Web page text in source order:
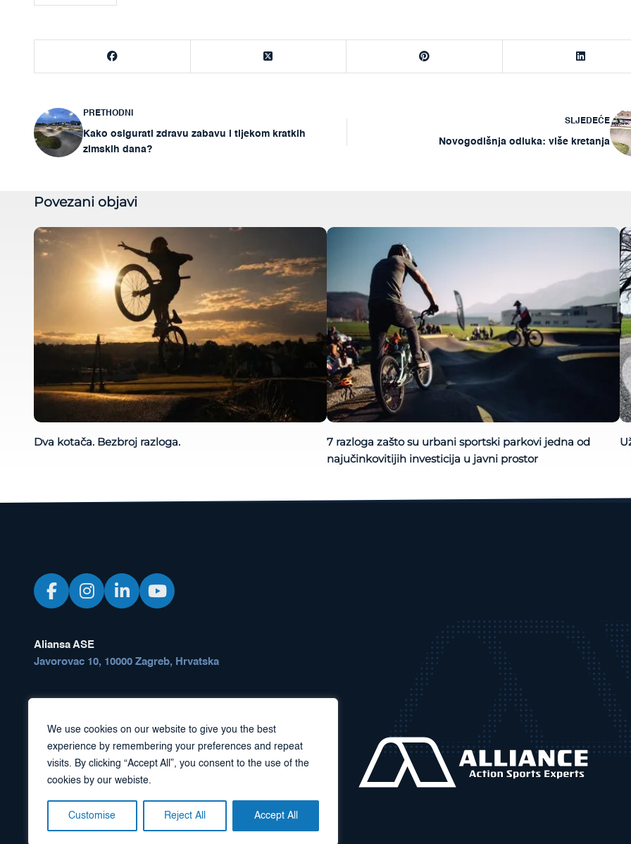
We use cookies on our website to give you the best
experience by remembering your preferences and repeat
visits. By clicking “Accept All”, you consent to the use of the
cookies by our webiste.
Customise Reject All Accept All
Navigacija
objava
PRETHODNI
Kako osigurati zdravu zabavu i tijekom kratkih
zimskih dana?
SLJEDEĆE
Novogodišnja odluka: više kretanja
Povezani objavi
Dva kotača. Bezbroj razloga.
7 razloga zašto su urbani sportski parkovi jedna od
najučinkovitijih investicija u javni prostor
Aliansa ASE
Javorovac 10, 10000 Zagreb, Hrvatska
info@alliancease.com